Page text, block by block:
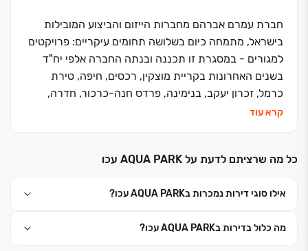
חברת עמרם אברהם מחברות הייזום והביצוע המובילות
בישראל, מתמחה כיום בשלושה תחומים עיקריים: פרויקטים
למגורים - במסגרת זו תכננה ובנתה החברה אלפי יח"ד
בשנים האחרונות בקריית מוצקין, רכסים, חיפה, טירת
כרמל, זכרון יעקב, בנימינה, פרדס חנה-כרכור, חדרה,
רעננה, תל אביב-יפו, ראש העין, קריית גת, גדרה, רמלה,
תעופה ועוד. מתחמי מסחר/נכסים מניבים - בבעלות
ומתחמי לוגיסטיקה. התחדשות עירונית - החברה שותפה
זכרון יעקב, חדרה, ת״א-יפו. ראשיתה של החברה בתחילת
קרא עוד
כל מה שרציתם לדעת על AQUA PARK עכו
אילו סוגי דירות נמכרות בAQUA PARK עכו?
מה כלול בדירות בAQUA PARK עכו?